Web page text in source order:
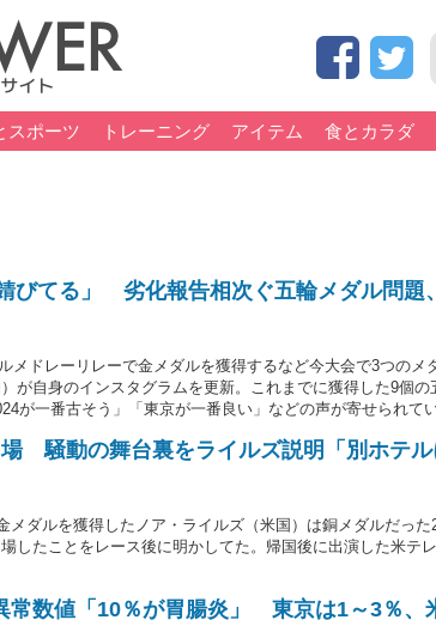
スポーツ トレーニング アイテム 食とカラダ
びてる」 劣化報告相次ぐ五輪メダル問題
メドレーリレーで金メダルを獲得するなど今大会で3つのメ
が自身のインスタグラムを更新。これまでに獲得した9個の
が一番古そう」「東京が一番良い」などの声が寄せられてい
騒動の舞台裏をライルズ説明「別ホテル
メダルを獲得したノア・ライルズ（米国）は銅メダルだった
したことをレース後に明かしてた。帰国後に出演した米テ
常数値「10％が胃腸炎」 東京は1～3％、